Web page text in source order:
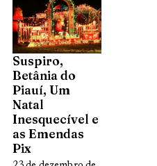
Suspiro,
Betânia do
Piauí, Um
Natal
Inesquecível e
as Emendas
Pix